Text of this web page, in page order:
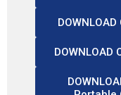
DOWNLOAD